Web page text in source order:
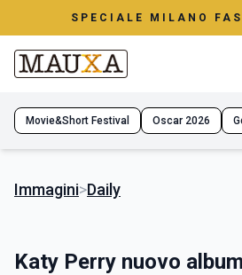
SPECIALE MILANO
Movie&Short Festival Oscar 2026
Immagini>Daily
Katy Perry nuovo